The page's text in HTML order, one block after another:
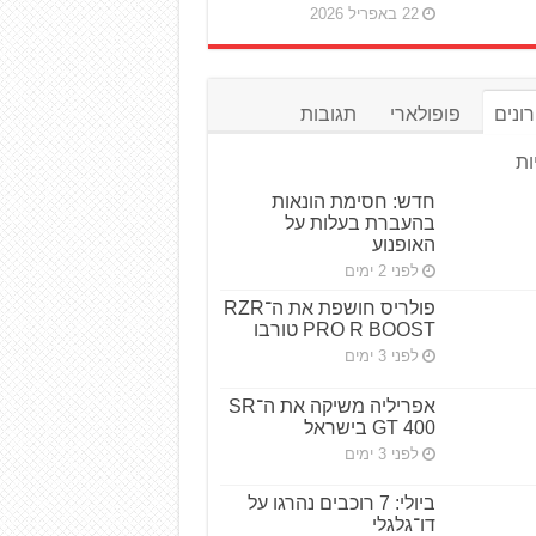
22 באפריל 2026
פופולארי תגובות
חדש: חסימת הונאות
בהעברת בעלות על
האופנוע
לפני 2 ימים
פולריס חושפת את ה־RZR
PRO R BOOST טורבו
לפני 3 ימים
אפריליה משיקה את ה־SR
GT 400 בישראל
לפני 3 ימים
ביולי: 7 רוכבים נהרגו על
דו־גלגלי